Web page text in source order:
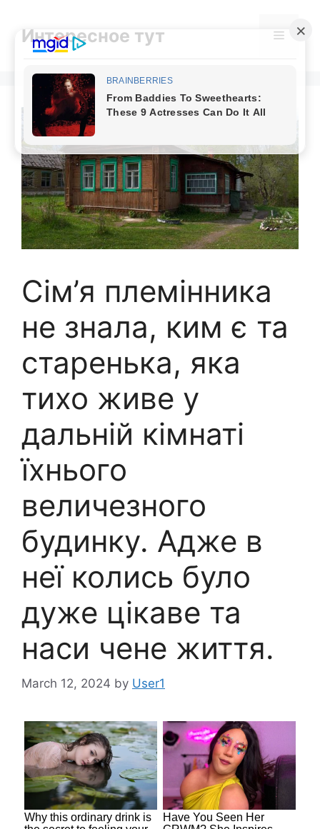
contentИнтересное тут Menu
Сім’я племінника
не знала, ким є та
старенька, яка
тихо живе у
дальній кімнаті
їхнього
величезного
будинку. Адже в
неї колись було
дуже цікаве та
наси чене життя.
March 12, 2024 by User1